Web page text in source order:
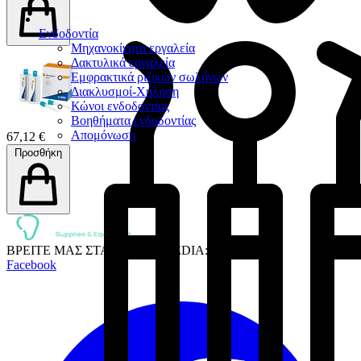
Ενδοδοντία
Μηχανοκίνητα εργαλεία
Δακτυλικά εργαλεία
Εμφρακτικά ριζικών σωλήνων
Διακλυσμοί-Χήληση
Κώνοι ενδοδοντίας
Βοηθήματα ενδοδοντίας
Απομόνωση
67,12 €
Προσθήκη
ΒΡΕΙΤΕ ΜΑΣ ΣΤΑ SOCIAL MEDIA:
Facebook